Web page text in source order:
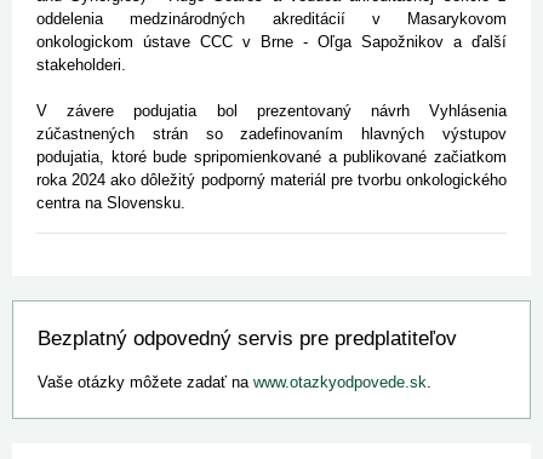
oddelenia medzinárodných akreditácií v Masarykovom
onkologickom ústave CCC v Brne - Oľga Sapožnikov a ďalší
stakeholderi.
V závere podujatia bol prezentovaný návrh Vyhlásenia
zúčastnených strán so zadefinovaním hlavných výstupov
podujatia, ktoré bude spripomienkované a publikované začiatkom
roka 2024 ako dôležitý podporný materiál pre tvorbu onkologického
centra na Slovensku.
Bezplatný odpovedný servis pre predplatiteľov
Vaše otázky môžete zadať na www.otazkyodpovede.sk.